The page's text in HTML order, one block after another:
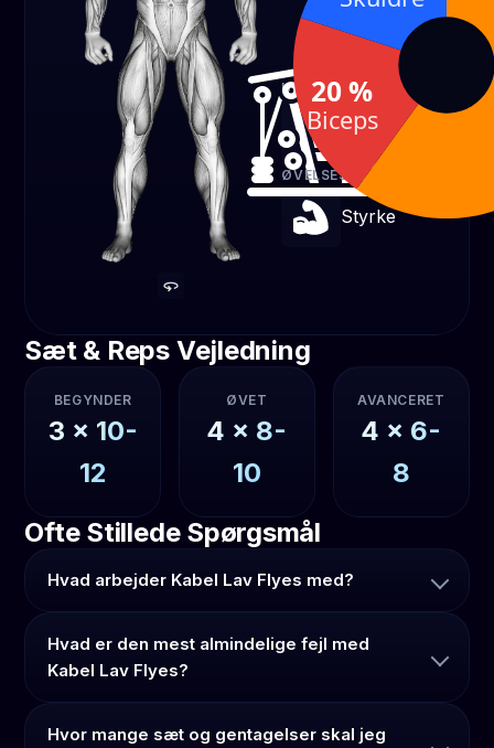
Biceps
20 %
20
UDSTYR
Kabel
ØVELSESTYPE
Styrke
20 %
Biceps
Sæt & Reps Vejledning
BEGYNDER
3 x 10-
12
ØVET
4 x 8-
10
AVANCERET
4 x 6-
8
Ofte Stillede Spørgsmål
Hvad arbejder Kabel Lav Flyes med?
Hvad er den mest almindelige fejl med
Kabel Lav Flyes?
Hvor mange sæt og gentagelser skal jeg